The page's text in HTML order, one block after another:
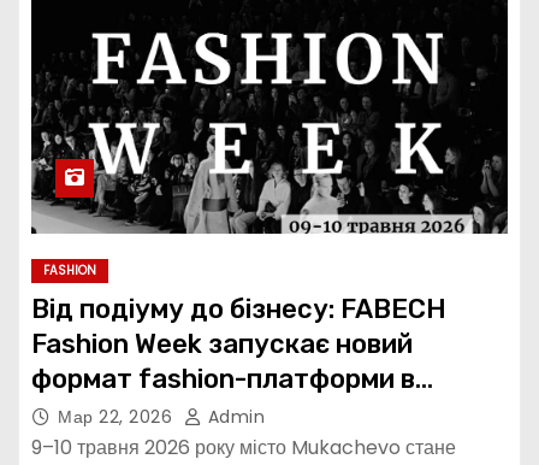
FASHION
Від подіуму до бізнесу: FABECH
Fashion Week запускає новий
формат fashion-платформи в
Україні
Мар 22, 2026 Admin
9–10 травня 2026 року місто Mukachevo стане